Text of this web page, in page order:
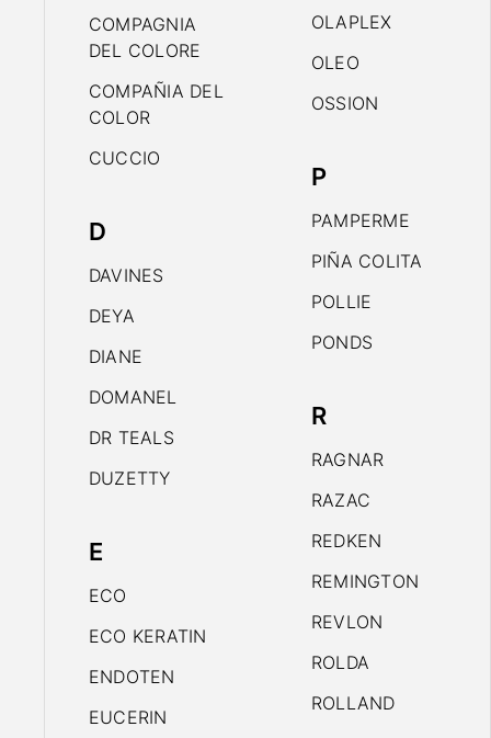
COMPAGNIA
DEL COLORE
COMPAÑIA DEL
COLOR
CUCCIO
D
DAVINES
DEYA
DIANE
DOMANEL
DR TEALS
DUZETTY
E
ECO
ECO KERATIN
ENDOTEN
EUCERIN
OLAPLEX
OLEO
OSSION
P
PAMPERME
PIÑA COLITA
POLLIE
PONDS
R
RAGNAR
RAZAC
REDKEN
REMINGTON
REVLON
ROLDA
ROLLAND